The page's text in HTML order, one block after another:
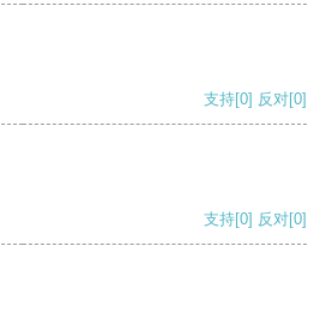
支持[0] 反对[0]
支持[0] 反对[0]